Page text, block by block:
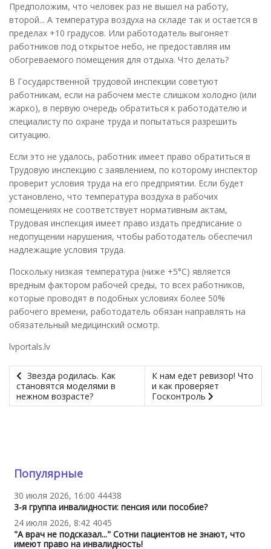
Предположим, что человек раз не вышел на работу,
второй... А температура воздуха на складе так и остается в
пределах +10 градусов. Или работодатель выгоняет
работников под открытое небо, не предоставляя им
обогреваемого помещения для отдыха. Что делать?
В Государственной трудовой инспекции советуют
работникам, если на рабочем месте слишком холодно (или
жарко), в первую очередь обратиться к работодателю и
специалисту по охране труда и попытаться разрешить
ситуацию.
Если это не удалось, работник имеет право обратиться в
Трудовую инспекцию с заявлением, по которому инспектор
проверит условия труда на его предприятии. Если будет
установлено, что температура воздуха в рабочих
помещениях не соответствует нормативным актам,
Трудовая инспекция имеет право издать предписание о
недопущении нарушения, чтобы работодатель обеспечил
надлежащие условия труда.
Поскольку низкая температура (ниже +5°С) является
вредным фактором рабочей среды, то всех работников,
которые проводят в подобных условиях более 50%
рабочего времени, работодатель обязан направлять на
обязательный медицинский осмотр.
lvportals.lv
Звезда родилась. Как
становятся моделями в
нежном возрасте?
К нам едет ревизор! Что
и как проверяет
Госконтроль
Популярные
30 июля 2026, 16:00 44438
3-я группа инвалидности: пенсия или пособие?
24 июля 2026, 8:42 4045
"А врач не подсказал..." Сотни пациентов не знают, что
имеют право на инвалидность!